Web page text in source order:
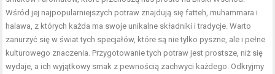
Wśród jej najpopularniejszych potraw znajdują się fatteh, muhammara i
halawa, z których każda ma swoje unikalne składniki i tradycje. Warto
zanurzyć się w świat tych specjałów, które są nie tylko pyszne, ale i pełne
kulturowego znaczenia. Przygotowanie tych potraw jest prostsze, niż się
wydaje, a ich wyjątkowy smak z pewnością zachwyci każdego. Odkryjmy